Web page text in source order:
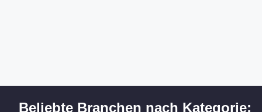
Beliebte Branchen nach Kategorie: